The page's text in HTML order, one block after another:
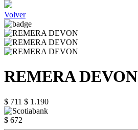
Volver
REMERA DEVON
$ 711 $ 1.190
$ 672